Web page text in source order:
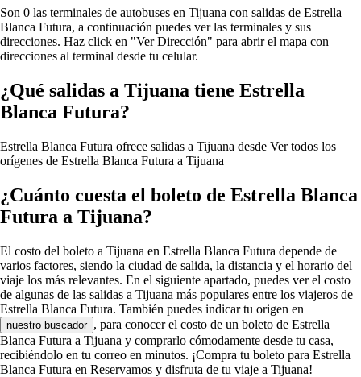
Son 0 las terminales de autobuses en Tijuana con salidas de Estrella
Blanca Futura, a continuación puedes ver las terminales y sus
direcciones. Haz click en "Ver Dirección" para abrir el mapa con
direcciones al terminal desde tu celular.
¿Qué salidas a Tijuana tiene Estrella
Blanca Futura?
Estrella Blanca Futura ofrece salidas a Tijuana desde Ver todos los
orígenes de Estrella Blanca Futura a Tijuana
¿Cuánto cuesta el boleto de Estrella Blanca
Futura a Tijuana?
El costo del boleto a Tijuana en Estrella Blanca Futura depende de
varios factores, siendo la ciudad de salida, la distancia y el horario del
viaje los más relevantes. En el siguiente apartado, puedes ver el costo
de algunas de las salidas a Tijuana más populares entre los viajeros de
Estrella Blanca Futura. También puedes indicar tu origen en
nuestro buscador , para conocer el costo de un boleto de Estrella
Blanca Futura a Tijuana y comprarlo cómodamente desde tu casa,
recibiéndolo en tu correo en minutos. ¡Compra tu boleto para Estrella
Blanca Futura en Reservamos y disfruta de tu viaje a Tijuana!